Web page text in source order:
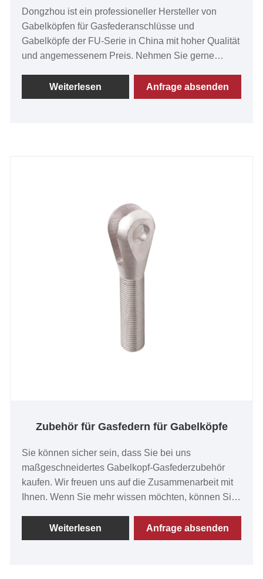
Dongzhou ist ein professioneller Hersteller von
Gabelköpfen für Gasfederanschlüsse und
Gabelköpfe der FU-Serie in China mit hoher Qualität
und angemessenem Preis. Nehmen Sie gerne
werden für Gasfederanschlüsse verwendet. Beliebt
in Amerika.
Weiterlesen Anfrage absenden
Zubehör für Gasfedern für Gabelköpfe
Sie können sicher sein, dass Sie bei uns
maßgeschneidertes Gabelkopf-Gasfederzubehör
kaufen. Wir freuen uns auf die Zusammenarbeit mit
Ihnen. Wenn Sie mehr wissen möchten, können Sie
antworten! Gabelköpfe der Serie FC werden für
Gasfederzubehör verwendet. Beliebt in den USA.
Weiterlesen Anfrage absenden